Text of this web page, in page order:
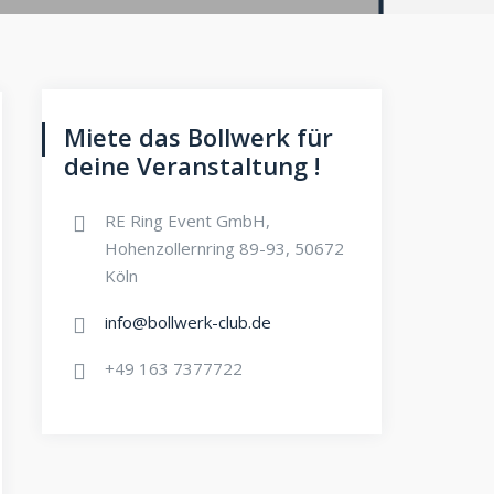
Miete das Bollwerk für
deine Veranstaltung !
RE Ring Event GmbH,
Hohenzollernring 89-93, 50672
Köln
info@bollwerk-club.de
+49 163 7377722